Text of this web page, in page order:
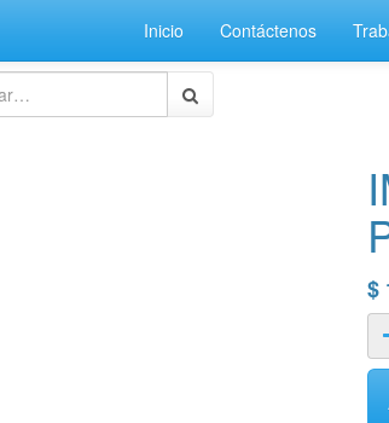
Inicio Contáctenos
$